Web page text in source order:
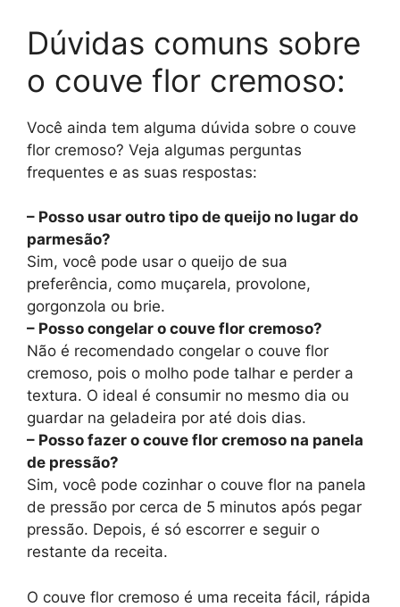
Dúvidas comuns sobre
o couve flor cremoso:
Você ainda tem alguma dúvida sobre o couve
flor cremoso? Veja algumas perguntas
frequentes e as suas respostas:
– Posso usar outro tipo de queijo no lugar do
parmesão?
Sim, você pode usar o queijo de sua
preferência, como muçarela, provolone,
gorgonzola ou brie.
– Posso congelar o couve flor cremoso?
Não é recomendado congelar o couve flor
cremoso, pois o molho pode talhar e perder a
textura. O ideal é consumir no mesmo dia ou
guardar na geladeira por até dois dias.
– Posso fazer o couve flor cremoso na panela
de pressão?
Sim, você pode cozinhar o couve flor na panela
de pressão por cerca de 5 minutos após pegar
pressão. Depois, é só escorrer e seguir o
restante da receita.
O couve flor cremoso é uma receita fácil, rápida